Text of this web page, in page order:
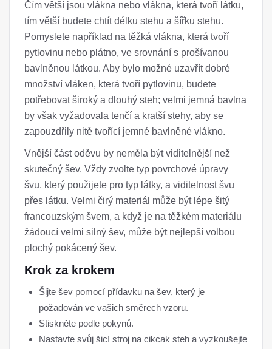
Čím větší jsou vlákna nebo vlákna, která tvoří látku,
tím větší budete chtít délku stehu a šířku stehu.
Pomyslete například na těžká vlákna, která tvoří
pytlovinu nebo plátno, ve srovnání s prošívanou
bavlněnou látkou. Aby bylo možné uzavřít dobré
množství vláken, která tvoří pytlovinu, budete
potřebovat široký a dlouhý steh; velmi jemná bavlna
by však vyžadovala tenčí a kratší stehy, aby se
zapouzdřily nitě tvořící jemné bavlněné vlákno.
Vnější část oděvu by neměla být viditelnější než
skutečný šev. Vždy zvolte typ povrchové úpravy
švu, který použijete pro typ látky, a viditelnost švu
přes látku. Velmi čirý materiál může být lépe šitý
francouzským švem, a když je na těžkém materiálu
žádoucí velmi silný šev, může být nejlepší volbou
plochý pokácený šev.
Krok za krokem
Šijte šev pomocí přídavku na šev, který je
požadován ve vašich směrech vzoru.
Stiskněte podle pokynů.
Nastavte svůj šicí stroj na cikcak steh a vyzkoušejte